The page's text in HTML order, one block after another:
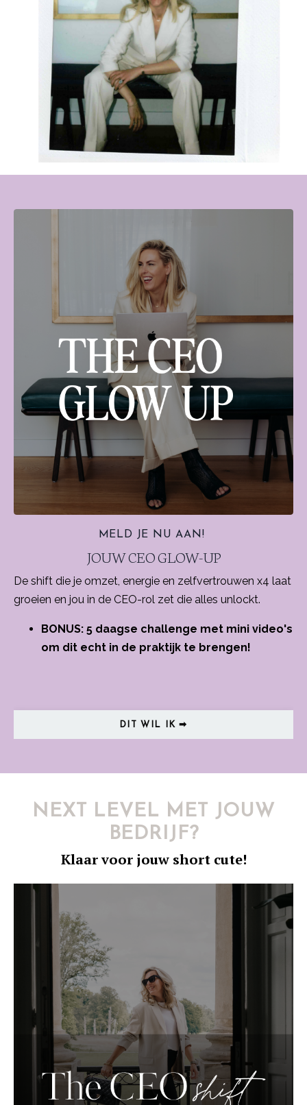
MELD JE NU AAN!
JOUW CEO GLOW-UP
De shift die je omzet, energie en zelfvertrouwen x4 laat
groeien en jou in de CEO-rol zet die alles unlockt.
BONUS: 5 daagse challenge met mini video's
om dit echt in de praktijk te brengen!
DIT WIL IK ➡
NEXT LEVEL MET JOUW
BEDRIJF?
Klaar voor jouw short cute!